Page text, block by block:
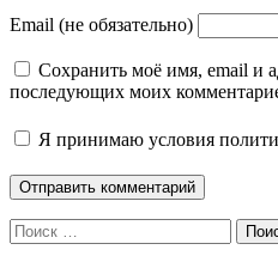
Email (не обязательно)
Сохранить моё имя, email и
последующих моих
Я принимаю условия